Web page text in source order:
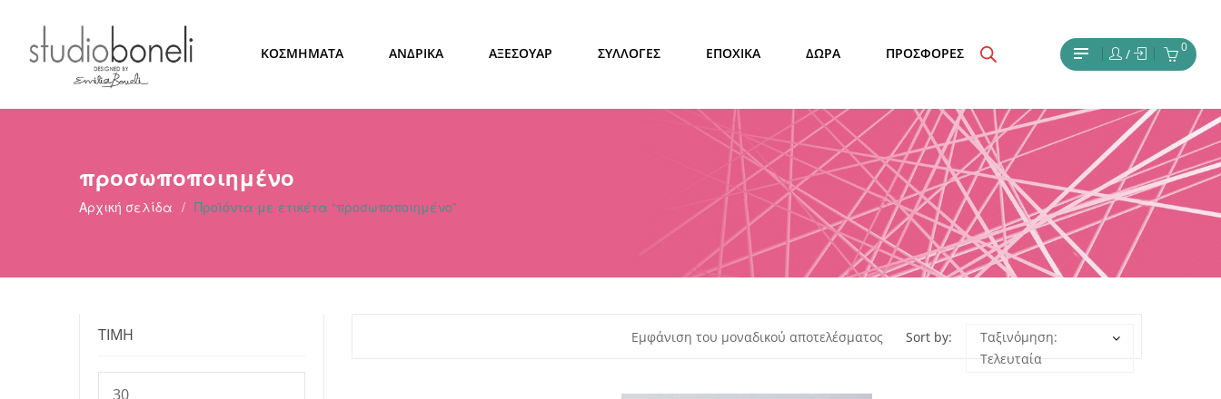
ΚΟΣΜΗΜΑΤΑ ΑΝΔΡΙΚΑ ΑΞΕΣΟΥΑΡ ΣΥΛΛΟΓΕΣ ΕΠΟΧΙΚΑ ΔΩΡΑ ΠΡΟΣΦΟΡΕΣ / 0
προσωποποιημένο
Αρχική σελίδα / Προϊόντα με ετικέτα “προσωποποιημένο”
ΤΙΜΗ Εμφάνιση του μοναδικού αποτελέσματος Sort by:
Ταξινόμηση:
Τελευταία